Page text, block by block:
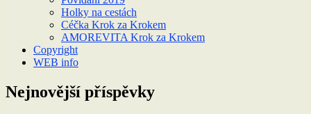
Holky na cestách
Céčka Krok za Krokem
AMOREVITA Krok za Krokem
Copyright
WEB info
Nejnovější příspěvky